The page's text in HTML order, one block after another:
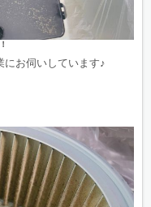
にお伺いしています♪